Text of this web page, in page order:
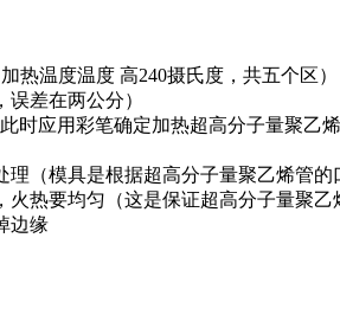
温度温度 高240摄氏度，共五个区）
差在两公分）
应用彩笔确定加热超高分子量聚乙
模具是根据超高分子量聚乙烯管的
要均匀（这是保证超高分子量聚乙
边缘